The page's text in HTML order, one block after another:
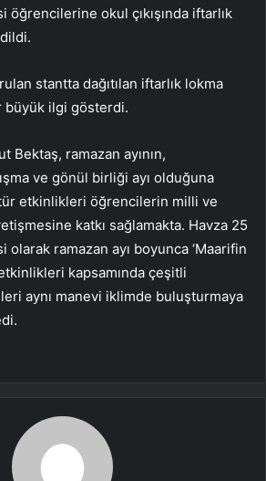
öğrencilerine okul çıkışında iftarlık
stantta dağıtılan iftarlık lokma
büyük ilgi gösterdi.
Bektaş, ramazan ayının,
ve gönül birliği ayı olduğuna
etkinlikleri öğrencilerin milli ve
katkı sağlamakta. Havza 25
olarak ramazan ayı boyunca ‘Maarifin
kapsamında çeşitli
aynı manevi iklimde buluşturmaya